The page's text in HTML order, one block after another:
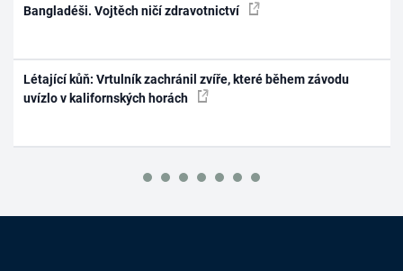
Bangladéši. Vojtěch ničí zdravotnictví
Létající kůň: Vrtulník zachránil zvíře, které během závodu
uvízlo v kalifornských horách